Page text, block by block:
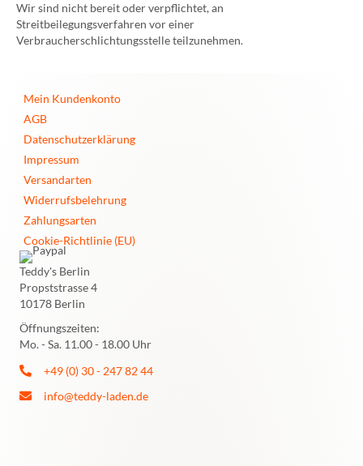
Wir sind nicht bereit oder verpflichtet, an
Streitbeilegungsverfahren vor einer
Verbraucherschlichtungsstelle teilzunehmen.
Mein Kundenkonto
AGB
Datenschutzerklärung
Impressum
Versandarten
Widerrufsbelehrung
Zahlungsarten
Cookie-Richtlinie (EU)
Teddy's Berlin
Propststrasse 4
10178 Berlin
Öffnungszeiten:
Mo. - Sa. 11.00 - 18.00 Uhr
+49 (0) 30 - 247 82 44
info@teddy-laden.de